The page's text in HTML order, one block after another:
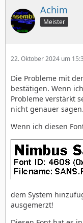
Achim
Meister
22. Oktober 2024 um
Die Probleme mit
bestätigen. Wenn
Probleme verstärkt
nicht genauer
Wenn ich diesen
dem System
ausgemerzt!